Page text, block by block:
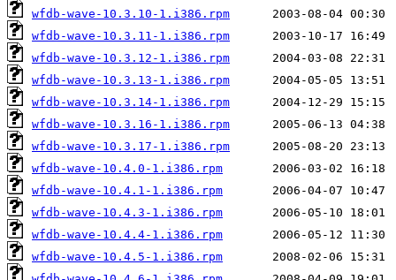
wfdb-wave-10.3.10-1.i386.rpm
wfdb-wave-10.3.11-1.i386.rpm
wfdb-wave-10.3.12-1.i386.rpm
wfdb-wave-10.3.13-1.i386.rpm
wfdb-wave-10.3.14-1.i386.rpm
wfdb-wave-10.3.16-1.i386.rpm
wfdb-wave-10.3.17-1.i386.rpm
wfdb-wave-10.4.0-1.i386.rpm
wfdb-wave-10.4.1-1.i386.rpm
wfdb-wave-10.4.3-1.i386.rpm
wfdb-wave-10.4.4-1.i386.rpm
wfdb-wave-10.4.5-1.i386.rpm